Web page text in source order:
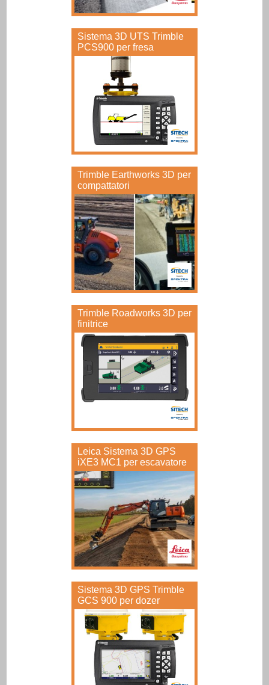
Sistema 3D UTS Trimble
PCS900 per fresa
Trimble Earthworks 3D per
compattatori
Trimble Roadworks 3D per
finitrice
Leica Sistema 3D GPS
iXE3 MC1 per escavatore
Sistema 3D GPS Trimble
GCS 900 per dozer